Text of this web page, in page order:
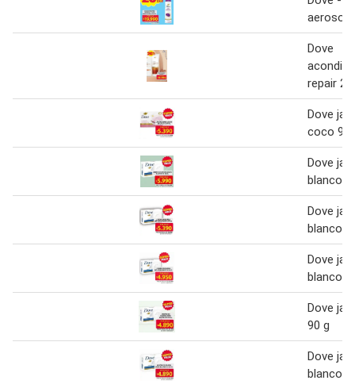
aerosol
Dove
repair
Dove
coco 90
Dove
blanco
Dove
blanco
Dove
blanco
Dove
90 g
Dove
blanco